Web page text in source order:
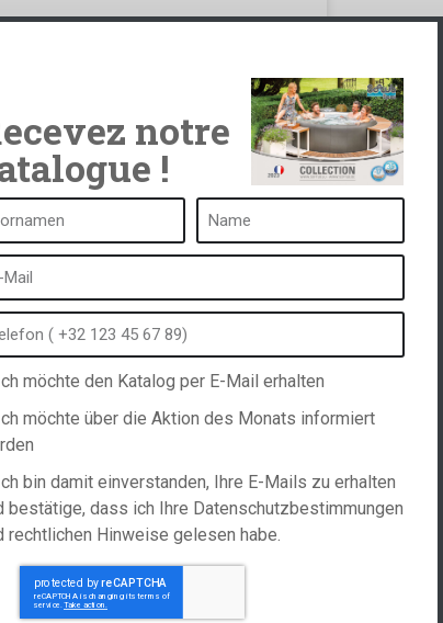
Ein Spa ist ...
Was ist ein Heilbad?
Innen Spa
Freibad
Eingebauter Whirlpool
Spa und Hydrotherapie
notre
!
möchte den Katalog per E-Mail erhalten
möchte über die Aktion des Monats informiert
bin damit einverstanden, Ihre E-Mails zu erhalten
bestätige, dass ich Ihre Datenschutzbestimmungen
rechtlichen Hinweise gelesen habe.